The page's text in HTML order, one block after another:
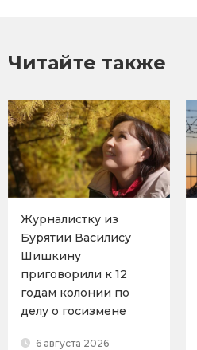
Читайте также
Журналистку из
Бурятии Василису
Шишкину
приговорили к 12
годам колонии по
делу о госизмене
6 августа 2026